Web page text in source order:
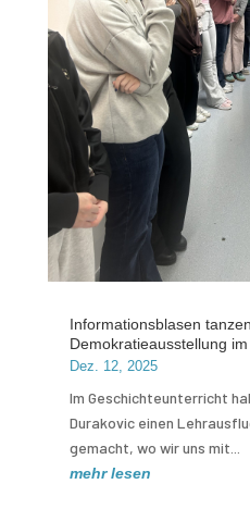
Informationsblasen
Demokratieausstellung
Dez. 12, 2025
Im Geschichteunterricht
Durakovic einen
gemacht, wo wir uns mit...
mehr lesen